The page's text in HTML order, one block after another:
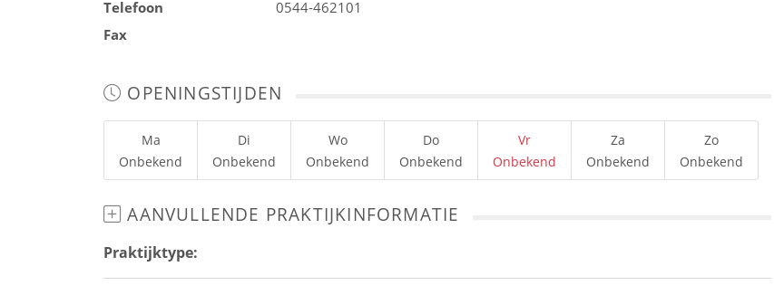
Telefoon
0544-462101
Fax
OPENINGSTIJDEN
Ma
Onbekend
Di
Onbekend
Wo
Onbekend
Do
Onbekend
Vr
Onbekend
Za
Onbekend
Zo
Onbekend
AANVULLENDE PRAKTIJKINFORMATIE
Praktijktype: